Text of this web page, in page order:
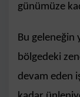
günümüze
Bu geleneğin
bölgedeki
devam eden